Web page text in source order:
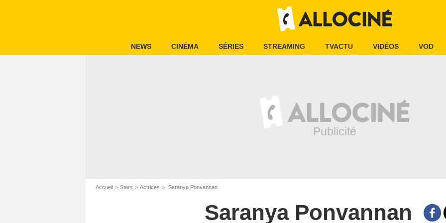
NEWS CINÉMA SÉRIES STREAMING TVACTU VIDÉOS VOD
Accueil Stars Actrices Saranya Ponvannan
Saranya Ponvannan